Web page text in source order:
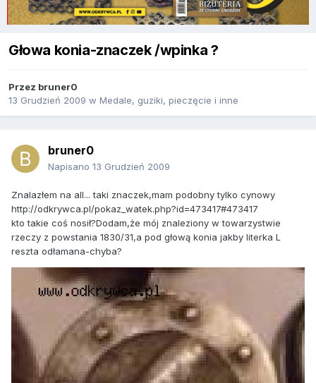
Głowa konia-znaczek /wpinka ?
Przez bruner0
13 Grudzień 2009 w Medale, guziki, pieczęcie i inne
bruner0
Napisano 13 Grudzień 2009
Znalazłem na all... taki znaczek,mam podobny tylko cynowy
http://odkrywca.pl/pokaz_watek.php?id=473417#473417
kto takie coś nosił?Dodam,że mój znaleziony w towarzystwie
rzeczy z powstania 1830/31,a pod głową konia jakby literka L
reszta odłamana-chyba?